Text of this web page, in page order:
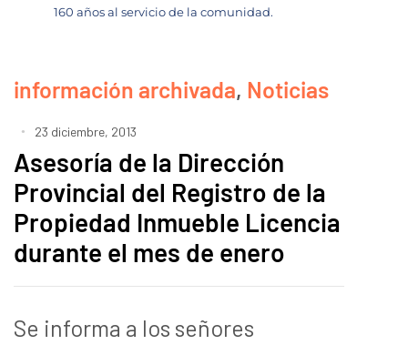
160 años al servicio de la comunidad.
información archivada, Noticias
23 diciembre, 2013
Asesoría de la Dirección
Provincial del Registro de la
Propiedad Inmueble Licencia
durante el mes de enero
Se informa a los señores